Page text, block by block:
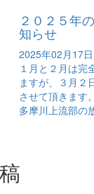
２０２５年
知らせ
2025年02月17日
１月と２月は完
ますが、３月２
させて頂きます
多摩川上流部の